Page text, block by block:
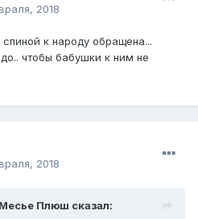
2018
к народу обращена...
чтобы бабушки к ним не
2018
Месье Плюш сказал: